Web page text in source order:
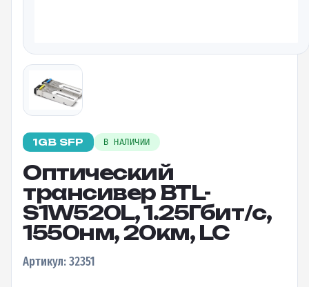
1GB SFP В НАЛИЧИИ
Оптический
трансивер BTL-
S1W520L, 1.25Гбит/c,
1550нм, 20км, LC
Артикул: 32351